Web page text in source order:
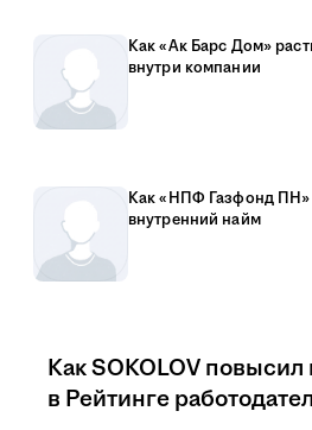
Как «Ак Барс Дом»
внутри компании
Как «НПФ Газфонд ПН»
внутренний найм
Как SOKOLOV повысил
в Рейтинге